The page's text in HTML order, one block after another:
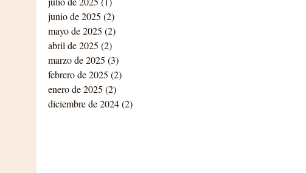
junio de 2025 (2)
mayo de 2025 (2)
abril de 2025 (2)
marzo de 2025 (3)
febrero de 2025 (2)
enero de 2025 (2)
diciembre de 2024(2)